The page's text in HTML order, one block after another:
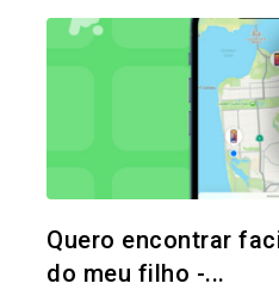
Quero encontrar
do meu filho -...